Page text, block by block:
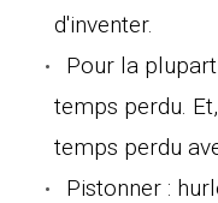
d'inventer.
Pour la
temps perdu.
temps perdu
Pistonner :